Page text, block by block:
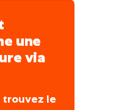
une
via
trouvez le